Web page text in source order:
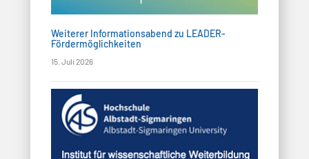
Weiterer Informationsabend zu LEADER-
Fördermöglichkeiten
15. Juli 2026